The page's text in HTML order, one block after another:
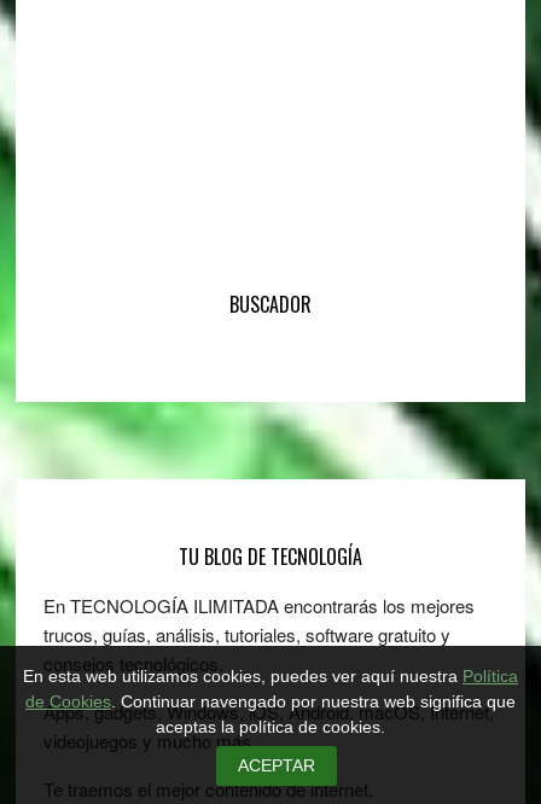
BUSCADOR
TU BLOG DE TECNOLOGÍA
En TECNOLOGÍA ILIMITADA encontrarás los mejores
trucos, guías, análisis, tutoriales, software gratuito y
consejos tecnológicos.
Apps, gadgets, Windows, iOS, Android, macOS, Internet,
videojuegos y mucho más…
Te traemos el mejor contenido de internet.
En esta web utilizamos cookies, puedes ver aquí nuestra Política
de Cookies. Continuar navengado por nuestra web significa que
aceptas la política de cookies.
ACEPTAR